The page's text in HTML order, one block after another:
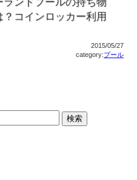
？コインロッカー利用
2015/05/27
category:プール